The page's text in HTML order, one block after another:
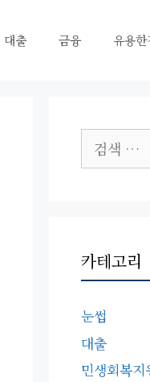
대출 금융 유용한
색:
카테고리
눈썹
대출
민생회복지